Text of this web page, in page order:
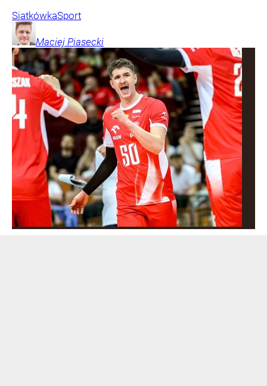
SiatkówkaSport
Maciej Piasecki